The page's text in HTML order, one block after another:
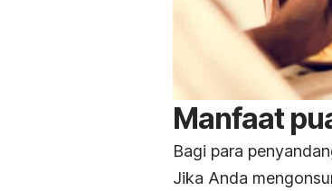
Manfaat
Bagi para
Jika Anda